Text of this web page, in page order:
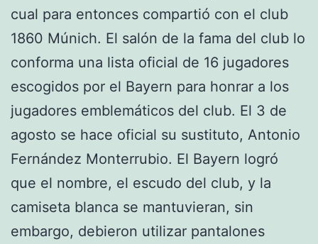
cual para entonces compartió con el club
1860 Múnich. El salón de la fama del club lo
conforma una lista oficial de 16 jugadores
escogidos por el Bayern para honrar a los
jugadores emblemáticos del club. El 3 de
agosto se hace oficial su sustituto, Antonio
Fernández Monterrubio. El Bayern logró
que el nombre, el escudo del club, y la
camiseta blanca se mantuvieran, sin
embargo, debieron utilizar pantalones